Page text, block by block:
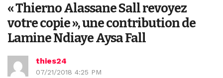
« Thierno Alassane Sall revoyez
votre copie », une contribution de
Lamine Ndiaye Aysa Fall
thies24
07/21/2018 4:25 PM